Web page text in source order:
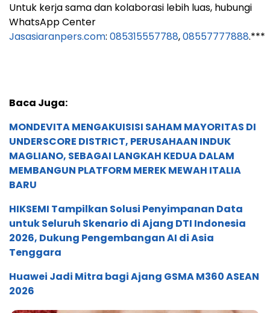
Untuk kerja sama dan kolaborasi lebih luas, hubungi
WhatsApp Center
Jasasiaranpers.com: 085315557788,08557777888.***
Baca Juga:
MONDEVITA MENGAKUISISI SAHAM MAYORITAS DI
UNDERSCORE DISTRICT, PERUSAHAAN INDUK
MAGLIANO, SEBAGAI LANGKAH KEDUA DALAM
MEMBANGUN PLATFORM MEREK MEWAH ITALIA
BARU
HIKSEMI Tampilkan Solusi Penyimpanan Data
untuk Seluruh Skenario di Ajang DTI Indonesia
2026, Dukung Pengembangan AI di Asia
Tenggara
Huawei Jadi Mitra bagi Ajang GSMA M360 ASEAN
2026